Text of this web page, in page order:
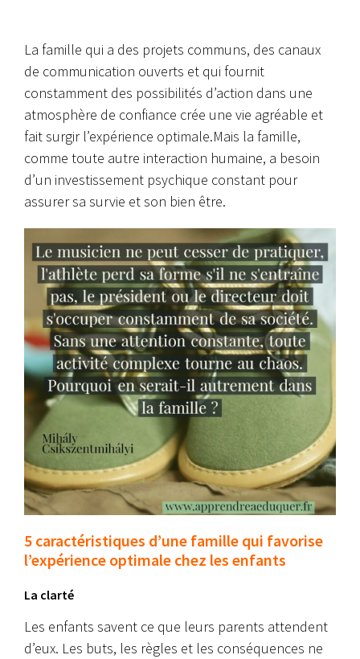
La famille qui a des projets communs, des canaux
de communication ouverts et qui fournit
constamment des possibilités d’action dans une
atmosphère de confiance crée une vie agréable et
fait surgir l’expérience optimale.Mais la famille,
comme toute autre interaction humaine, a besoin
d’un investissement psychique constant pour
assurer sa survie et son bien être.
5 caractéristiques d’une famille qui favorise
l’expérience optimale chez les enfants
La clarté
Les enfants savent ce que leurs parents attendent
d’eux. Les buts, les règles et les conséquences ne